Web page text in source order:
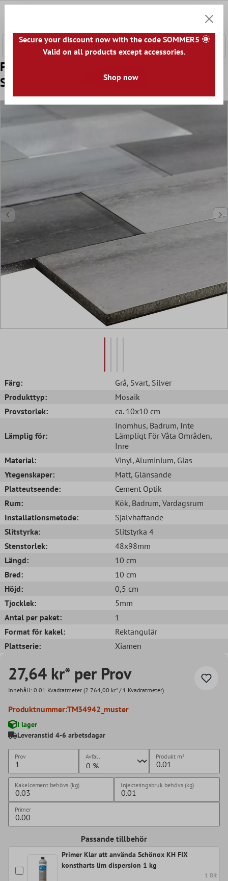
Prov Glas Metall Mosaik Xiamen
Självhäftande
Färg: Grå, Svart, Silver
Produkttyp:
Mosaik
Provstorlek:
ca. 10x10 cm
Lämplig för:
Inomhus, Badrum, Inte
Lämpligt För Våta Områden,
Inre
Material:
Vinyl, Aluminium, Glas
Ytegenskaper:
Matt, Glänsande
Platteutseende:
Cement Optik
Rum:
Kök, Badrum, Vardagsrum
Installationsmetode:
Självhäftande
Slitstyrka:
Slitstyrka 4
Stenstorlek:
48x98mm
Längd:
10 cm
Bred:
10 cm
Höjd:
0,5 cm
Tjocklek:
5mm
Antal per paket:
1
Format för kakel:
Rektangulär
Plattserie:
Xiamen
27,64 kr* per Prov
Innehåll: 0.01 Kvadratmeter (2 764,00 kr* / 1 Kvadratmeter)
Produktnummer:TM34942_muster
I lager
Leveranstid 4-6 arbetsdagar
Prov Avfall Produkt m²
Kakelcement behövs (kg) Injekteringsbruk behövs (kg)
Primer
Passande tillbehör
Primer Klar att använda Schönox KH FIX
konstharts lim dispersion 1 kg
1 Bit
Secure your discount now with the code SOMMER5 🌞
Valid on all products except accessories.
Shop now